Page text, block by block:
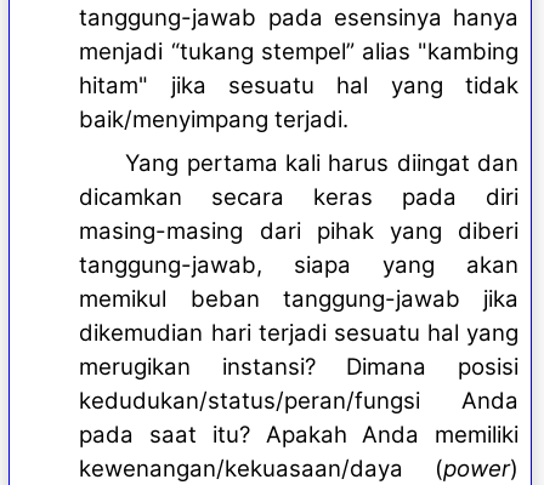
tanggung-jawab pada esensinya hanya
menjadi “tukang stempel” alias "kambing
hitam" jika sesuatu hal yang tidak
baik/menyimpang terjadi.
Yang pertama kali harus diingat dan
dicamkan secara keras pada diri
masing-masing dari pihak yang diberi
tanggung-jawab, siapa yang akan
memikul beban tanggung-jawab jika
dikemudian hari terjadi sesuatu hal yang
merugikan instansi? Dimana posisi
kedudukan/status/peran/fungsi Anda
pada saat itu? Apakah Anda memiliki
kewenangan/kekuasaan/daya (power)